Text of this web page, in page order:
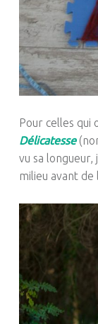
Pour celles qui
Délicatesse
vu sa longueur,
milieu avant